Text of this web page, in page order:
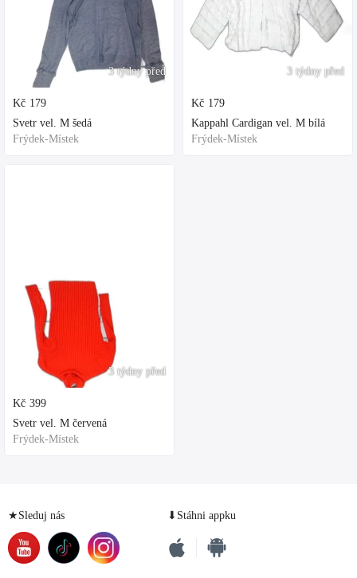
3 týdny před
Kč 179
Svetr vel. M šedá
Frýdek-Místek
3 týdny před
Kč 399
Svetr vel. M červená
Frýdek-Místek
3 týdny před
Kč 179
Kappahl Cardigan vel. M bílá
Frýdek-Místek
★Sleduj nás ⬇Stáhni appku